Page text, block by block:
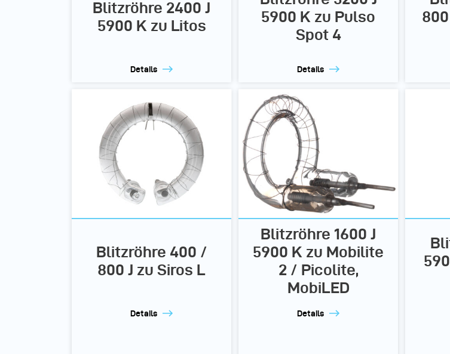
Blitzröhre 2400 J
5900 K zu Litos
Details
5900 K zu Pulso
Spot 4
Details
Blitzröhre 400 /
800 J zu Siros L
Details
Blitzröhre 1600 J
5900 K zu Mobilite
2 / Picolite,
MobiLED
Details